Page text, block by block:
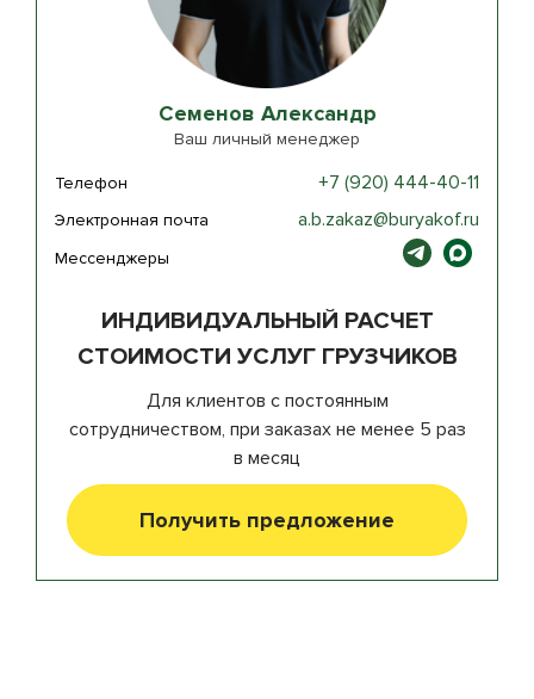
ИНДИВИДУАЛЬНЫЙ РАСЧЕТ
СТОИМОСТИ УСЛУГ ГРУЗЧИКОВ
Для клиентов с постоянным
сотрудничеством, при заказах не менее 5 раз
в месяц
Получить предложение
Семенов Александр
Ваш личный менеджер
Телефон +7 (920) 444-40-11
Электронная почта a.b.zakaz@buryakof.ru
Мессенджеры